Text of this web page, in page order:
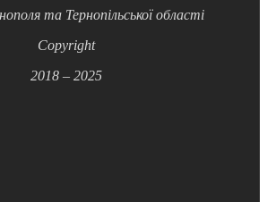
та Тернопільської області
Copyright
2018 – 2025